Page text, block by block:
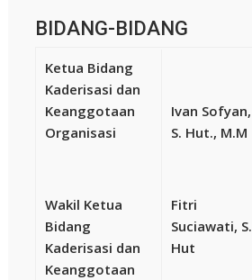
BIDANG-BIDANG
Ketua Bidang
Kaderisasi dan
Keanggotaan
Organisasi
Wakil Ketua
Bidang
Kaderisasi dan
Keanggotaan
Ivan Sofyan,
S. Hut., M.M
Fitri
Suciawati, S.
Hut